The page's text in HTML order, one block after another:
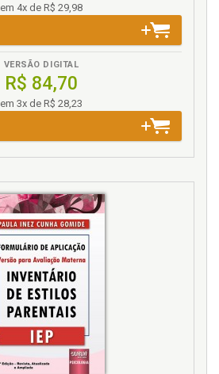
em 4x de R$ 29,98
VERSÃO DIGITAL
R$ 84,70
em 3x de R$ 28,23